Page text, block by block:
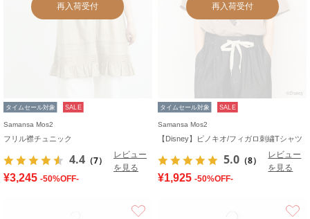
再入荷受付
タイムセール対象 SALE
Samansa Mos2
フリル襟チュニック
4.4 （7）
レビュー
を見る
¥3,245 -50%OFF-
再入荷受付
タイムセール対象 SALE
Samansa Mos2
【Disney】ピノキオ/フィガロ刺繍Tシャツ
5.0 （8）
レビュー
を見る
¥1,925 -50%OFF-